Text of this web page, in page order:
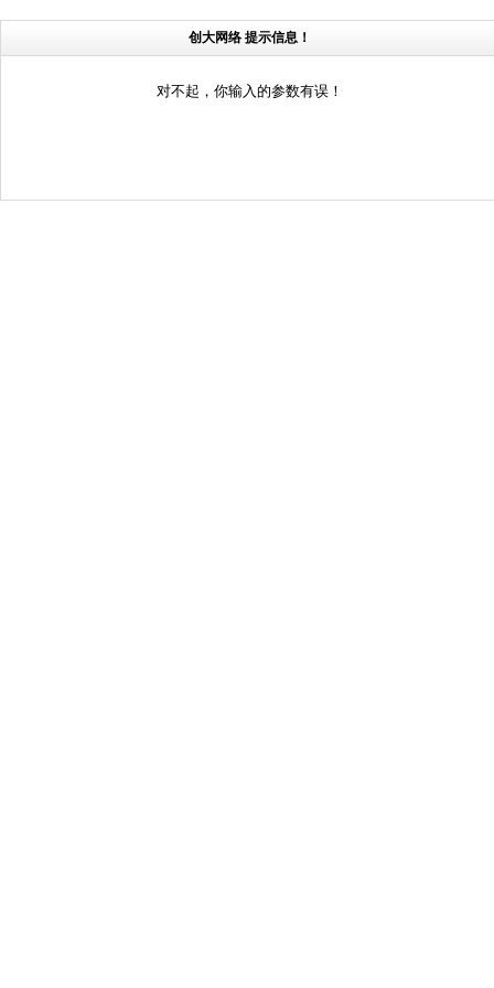
创大网络 提示信息！
对不起，你输入的参数有误！